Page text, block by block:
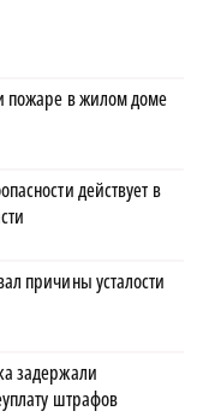
пожаре в жилом доме
действует в
причины усталости
задержали
штрафов